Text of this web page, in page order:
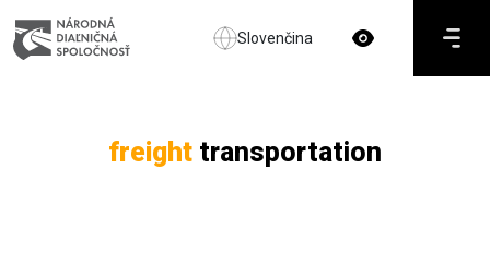
Slovenčina
freight transportation